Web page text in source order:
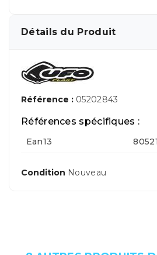
Détails du Produit
Référence : 05202843
Références spécifiques :
Ean13
Condition Nouveau